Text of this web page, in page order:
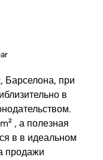
Барселона, при
в
, а полезная
в в идеальном
продажи